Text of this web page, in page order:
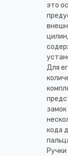
это
Для
кода